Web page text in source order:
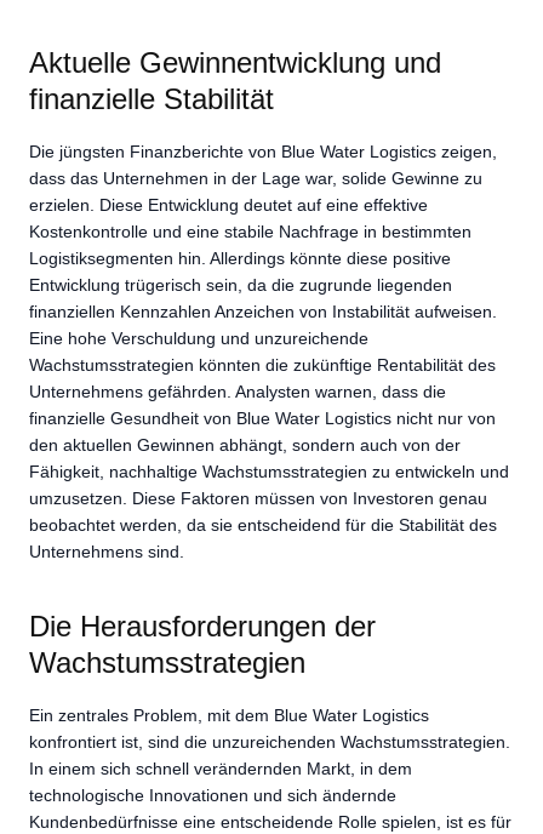
Aktuelle Gewinnentwicklung und
finanzielle Stabilität
Die jüngsten Finanzberichte von Blue Water Logistics zeigen,
dass das Unternehmen in der Lage war, solide Gewinne zu
erzielen. Diese Entwicklung deutet auf eine effektive
Kostenkontrolle und eine stabile Nachfrage in bestimmten
Logistiksegmenten hin. Allerdings könnte diese positive
Entwicklung trügerisch sein, da die zugrunde liegenden
finanziellen Kennzahlen Anzeichen von Instabilität aufweisen.
Eine hohe Verschuldung und unzureichende
Wachstumsstrategien könnten die zukünftige Rentabilität des
Unternehmens gefährden. Analysten warnen, dass die
finanzielle Gesundheit von Blue Water Logistics nicht nur von
den aktuellen Gewinnen abhängt, sondern auch von der
Fähigkeit, nachhaltige Wachstumsstrategien zu entwickeln und
umzusetzen. Diese Faktoren müssen von Investoren genau
beobachtet werden, da sie entscheidend für die Stabilität des
Unternehmens sind.
Die Herausforderungen der
Wachstumsstrategien
Ein zentrales Problem, mit dem Blue Water Logistics
konfrontiert ist, sind die unzureichenden Wachstumsstrategien.
In einem sich schnell verändernden Markt, in dem
technologische Innovationen und sich ändernde
Kundenbedürfnisse eine entscheidende Rolle spielen, ist es für